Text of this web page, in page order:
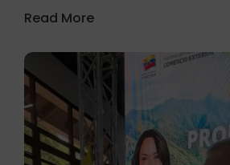
Read More